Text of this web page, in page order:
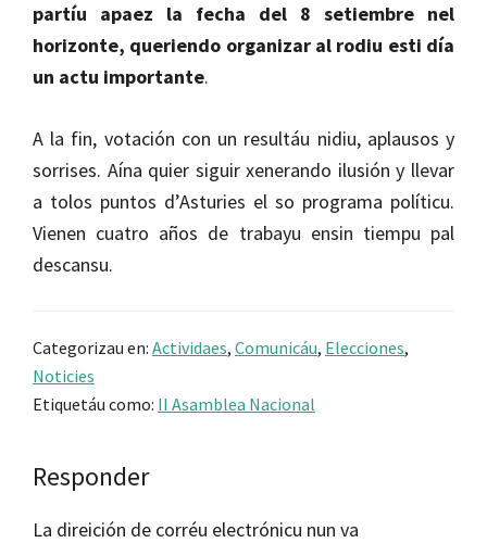
partíu apaez la fecha del 8 setiembre nel
horizonte, queriendo organizar al rodiu esti día
un actu importante.
A la fin, votación con un resultáu nidiu, aplausos y
sorrises. Aína quier siguir xenerando ilusión y llevar
a tolos puntos d’Asturies el so programa políticu.
Vienen cuatro años de trabayu ensin tiempu pal
descansu.
Categorizau en: Actividaes, Comunicáu, Elecciones,
Noticies
Etiquetáu como: II Asamblea Nacional
Reader
Interactions
Responder
La direición de corréu electrónicu nun va